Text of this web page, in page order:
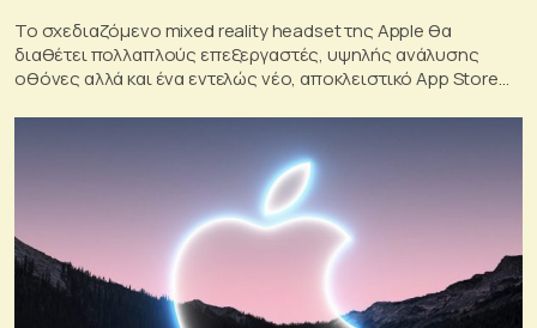
Το σχεδιαζόμενο mixed reality headset της Apple θα
διαθέτει πολλαπλούς επεξεργαστές, υψηλής ανάλυσης
οθόνες αλλά και ένα εντελώς νέο, αποκλειστικό App Store